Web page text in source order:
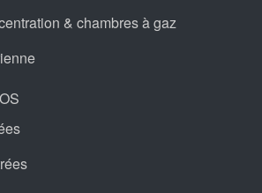
& chambres à gaz